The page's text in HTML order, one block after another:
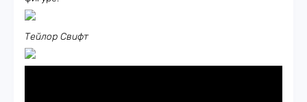
Тейлор Свифт